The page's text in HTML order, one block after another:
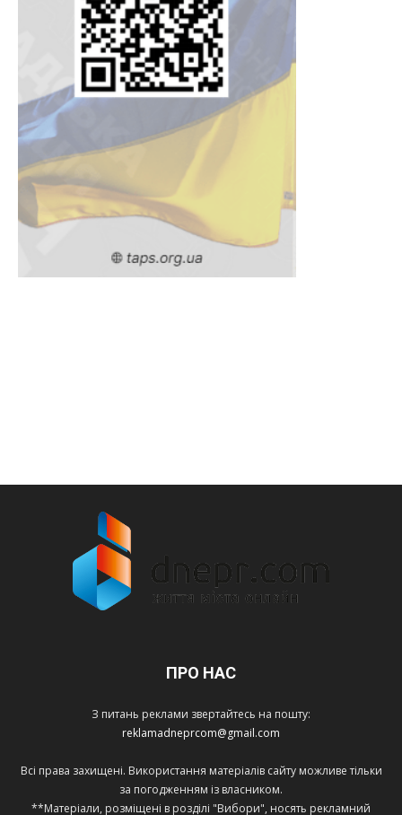
ПРО НАС
З питань реклами звертайтесь на пошту:
reklamadneprcom@gmail.com
Всі права захищені. Використання матеріалів сайту можливе тільки
за погодженням із власником.
**Матеріали, розміщені в розділі "Вибори", носять рекламний